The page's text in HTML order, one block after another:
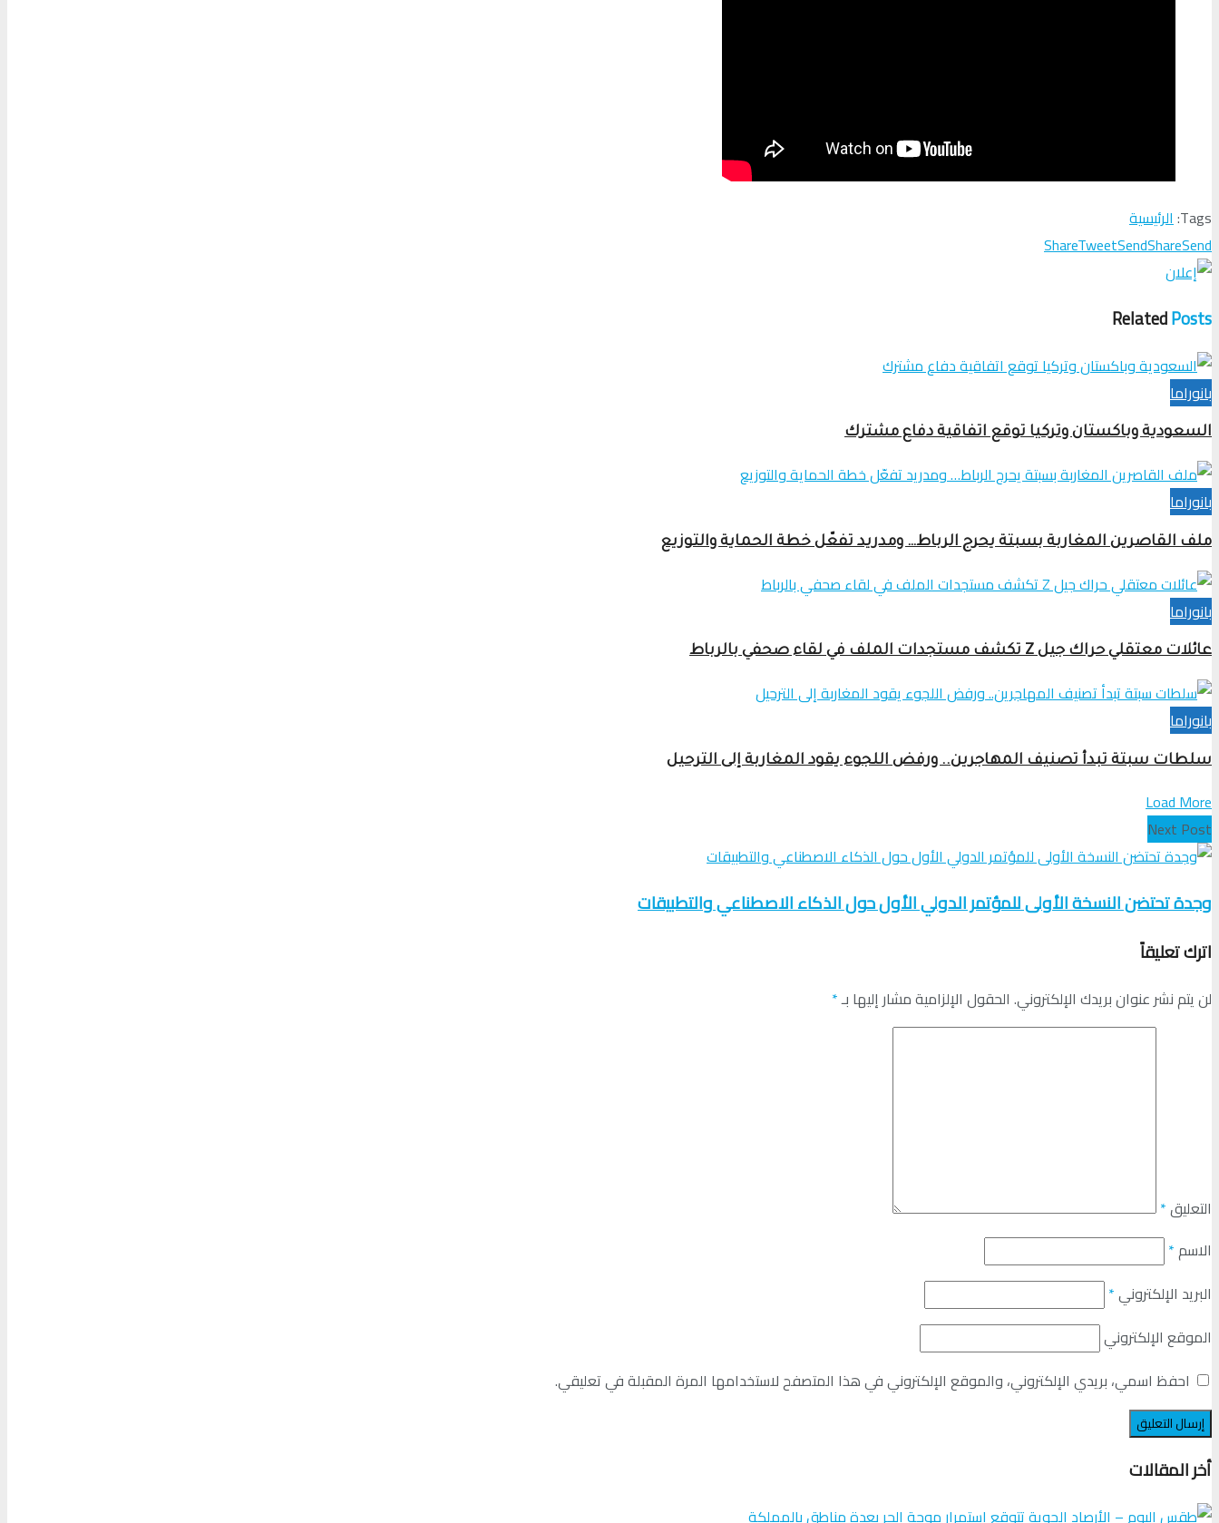
Tags: الرئيسية
ShareTweetSendShareSend
RelatedPosts
بانوراما
السعودية وباكستان وتركيا توقع اتفاقية دفاع مشترك
بانوراما
ملف القاصرين المغاربة بسبتة يحرج الرباط… ومدريد تفعّل خطة الحماية والتوزيع
بانوراما
عائلات معتقلي حراك جيل Z تكشف مستجدات الملف في لقاء صحفي بالرباط
بانوراما
سلطات سبتة تبدأ تصنيف المهاجرين.. ورفض اللجوء يقود المغاربة إلى الترحيل
Load More
Next Post
وجدة تحتضن النسخة الأولى للمؤتمر الدولي الأول حول الذكاء الاصطناعي والتطبيقات
اترك تعليقاً
لن يتم نشر عنوان بريدك الإلكتروني. الحقول الإلزامية مشار إليها بـ*
التعليق*
الاسم*
البريد الإلكتروني*
الموقع الإلكتروني
احفظ اسمي، بريدي الإلكتروني، والموقع الإلكتروني في هذا المتصفح لاستخدامها المرة المقبلة في تعليقي.
أخر المقالات